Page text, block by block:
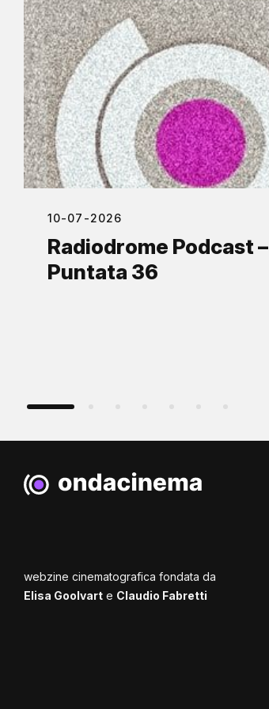
10-07-2026
Radiodrome Podcast –
Puntata 36
webzine cinematografica fondata da
Elisa Goolvart e Claudio Fabretti